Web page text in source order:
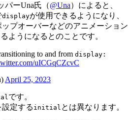
パーUna氏（@Una）によると、
displayが使用できるようになり、
プオーバーなどのアニメーション
ようになるとのことです。
to and from display:
uICGqCZcvC
April 25, 2023
です。
定する initial とは異なります。